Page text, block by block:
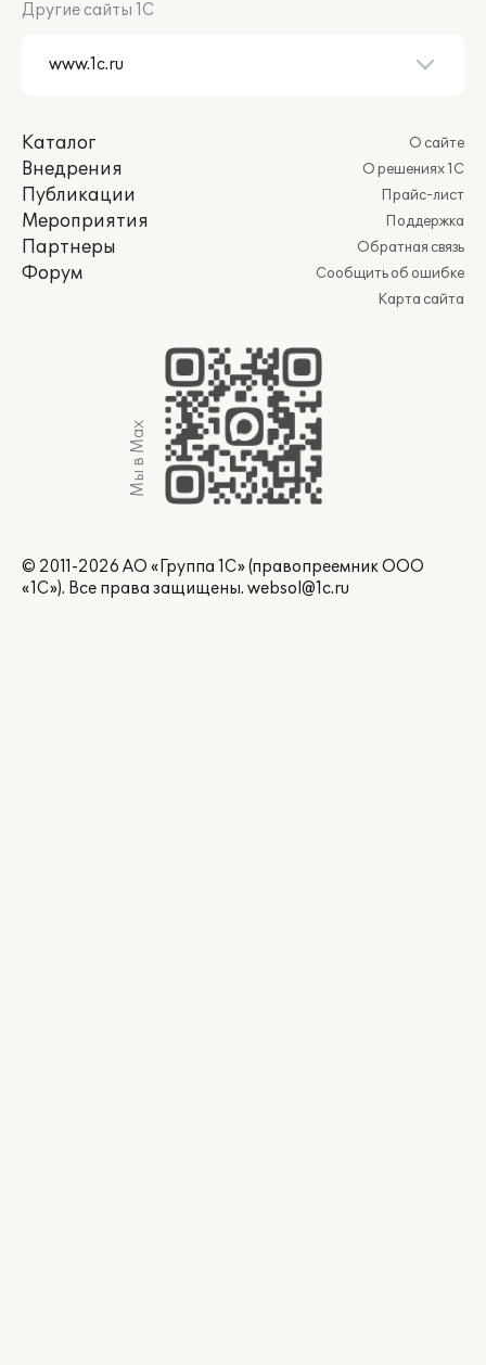
Другие сайты 1С
Каталог
Внедрения
Публикации
Мероприятия
Партнеры
Форум
О сайте
О решениях 1С
Прайс-лист
Поддержка
Обратная связь
Сообщить об ошибке
Карта сайта
Мы в Max
© 2011-2026 АО «Группа 1С» (правопреемник ООО
«1С»). Все права защищены. websol@1c.ru